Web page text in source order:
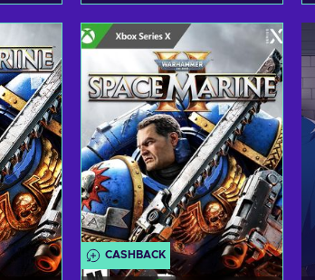
Añadir al carrito
Ver ofertas
CASHBACK